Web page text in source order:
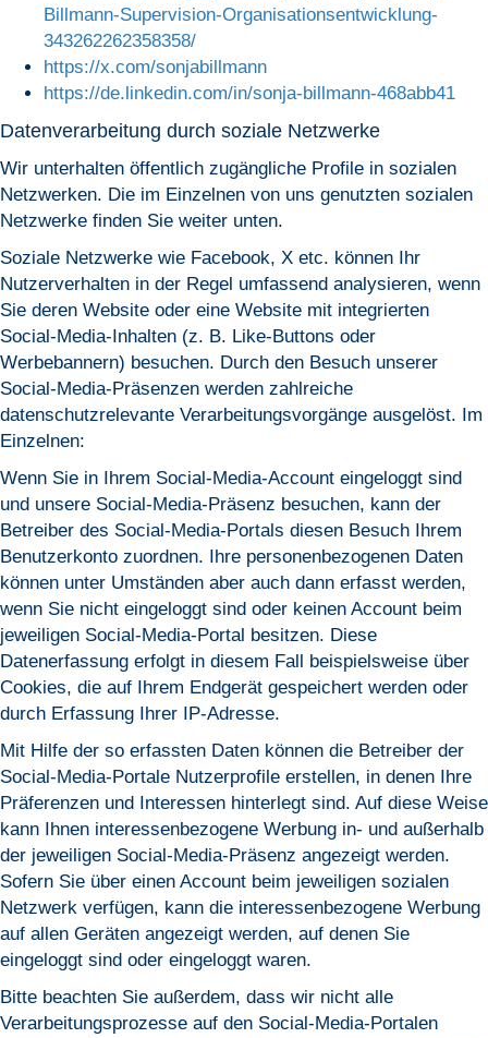
Billmann-Supervision-Organisationsentwicklung-
343262262358358/
https://x.com/sonjabillmann
https://de.linkedin.com/in/sonja-billmann-468abb41
Datenverarbeitung durch soziale Netzwerke
Wir unterhalten öffentlich zugängliche Profile in sozialen
Netzwerken. Die im Einzelnen von uns genutzten sozialen
Netzwerke finden Sie weiter unten.
Soziale Netzwerke wie Facebook, X etc. können Ihr
Nutzerverhalten in der Regel umfassend analysieren, wenn
Sie deren Website oder eine Website mit integrierten
Social-Media-Inhalten (z. B. Like-Buttons oder
Werbebannern) besuchen. Durch den Besuch unserer
Social-Media-Präsenzen werden zahlreiche
datenschutzrelevante Verarbeitungsvorgänge ausgelöst. Im
Einzelnen:
Wenn Sie in Ihrem Social-Media-Account eingeloggt sind
und unsere Social-Media-Präsenz besuchen, kann der
Betreiber des Social-Media-Portals diesen Besuch Ihrem
Benutzerkonto zuordnen. Ihre personenbezogenen Daten
können unter Umständen aber auch dann erfasst werden,
wenn Sie nicht eingeloggt sind oder keinen Account beim
jeweiligen Social-Media-Portal besitzen. Diese
Datenerfassung erfolgt in diesem Fall beispielsweise über
Cookies, die auf Ihrem Endgerät gespeichert werden oder
durch Erfassung Ihrer IP-Adresse.
Mit Hilfe der so erfassten Daten können die Betreiber der
Social-Media-Portale Nutzerprofile erstellen, in denen Ihre
Präferenzen und Interessen hinterlegt sind. Auf diese Weise
kann Ihnen interessenbezogene Werbung in- und außerhalb
der jeweiligen Social-Media-Präsenz angezeigt werden.
Sofern Sie über einen Account beim jeweiligen sozialen
Netzwerk verfügen, kann die interessenbezogene Werbung
auf allen Geräten angezeigt werden, auf denen Sie
eingeloggt sind oder eingeloggt waren.
Bitte beachten Sie außerdem, dass wir nicht alle
Verarbeitungsprozesse auf den Social-Media-Portalen